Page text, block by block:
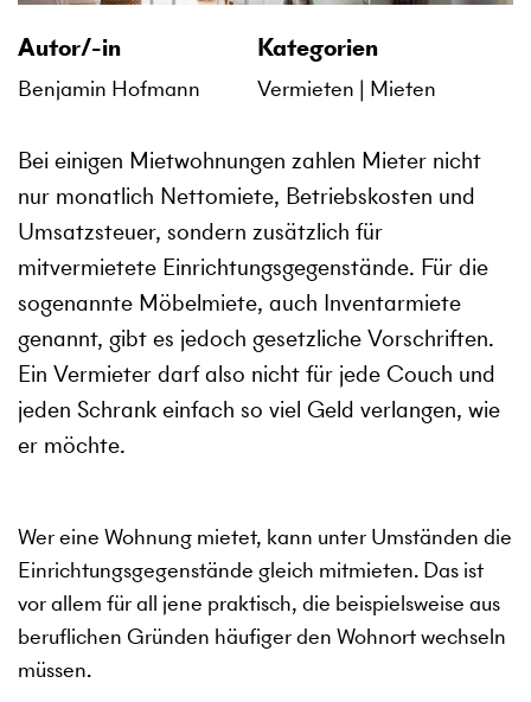
Autor/-in
Benjamin Hofmann
Kategorien
Vermieten Mieten
Bei einigen Mietwohnungen zahlen Mieter nicht
nur monatlich Nettomiete, Betriebskosten und
Umsatzsteuer, sondern zusätzlich für
mitvermietete Einrichtungsgegenstände. Für die
sogenannte Möbelmiete, auch Inventarmiete
genannt, gibt es jedoch gesetzliche Vorschriften.
Ein Vermieter darf also nicht für jede Couch und
jeden Schrank einfach so viel Geld verlangen, wie
er möchte.
Wer eine Wohnung mietet, kann unter Umständen die
Einrichtungsgegenstände gleich mitmieten. Das ist
vor allem für all jene praktisch, die beispielsweise aus
beruflichen Gründen häufiger den Wohnort wechseln
müssen.